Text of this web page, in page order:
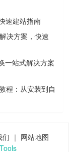
速建站指南
决方案，快速
一站式解决方案
程：从安装到自
们 ｜ 网站地图